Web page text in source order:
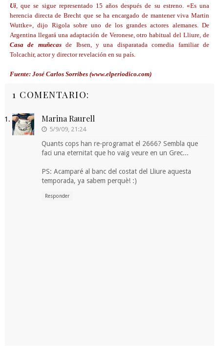
Ui, que se sigue representado 15 años después de su estreno. «Es una
herencia directa de Brecht que se ha encargado de mantener viva Martin
Wuttke», dijo Rigola sobre uno de los grandes actores alemanes. De
Argentina llegará una adaptación de Veronese, otro habitual del Lliure, de
Casa de muñecasde Ibsen, y una disparatada comedia familiar de
Tolcachir, actor y director revelación en su país.
Fuente: José Carlos Sorribes (www.elperiodico.com)
1 COMENTARIO:
Marina Raurell
5/9/09, 21:24
Quants cops han re-programat el 2666? Sembla que
faci una eternitat que ho vaig veure en un Grec...
PS: Acamparé al banc del costat del Lliure aquesta
temporada, ya sabem perquè! :)
Responder